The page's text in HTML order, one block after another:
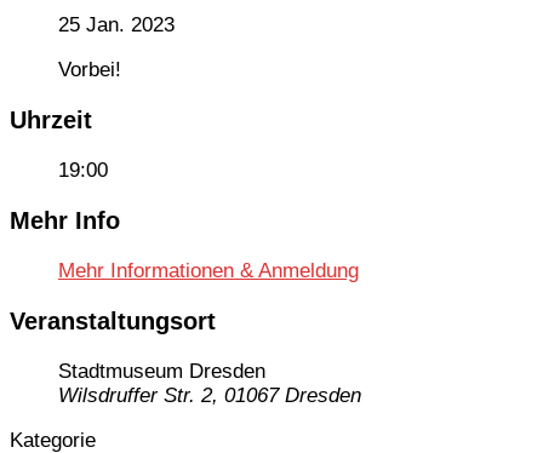
25 Jan. 2023
Vorbei!
Uhrzeit
19:00
Mehr Info
Mehr Informationen & Anmeldung
Veranstaltungsort
Stadtmuseum Dresden
Wilsdruffer Str. 2, 01067 Dresden
Kategorie